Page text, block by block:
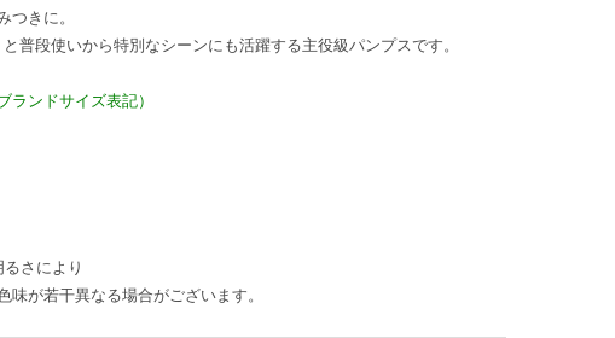
つきに。
普段使いから特別なシーンにも活躍する主役級パンプスです。
ランドサイズ表記）
さにより
味が若干異なる場合がございます。